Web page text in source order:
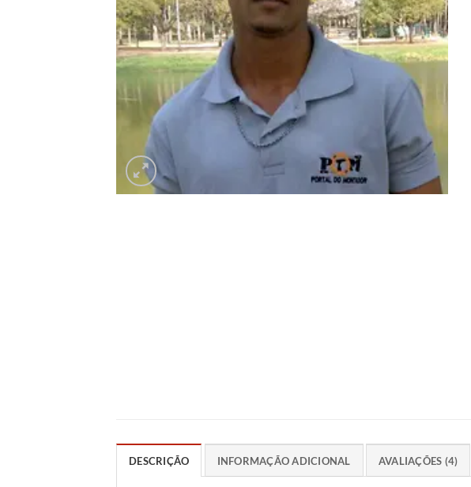
DESCRIÇÃO INFORMAÇÃO ADICIONAL AVALIAÇÕES (4)